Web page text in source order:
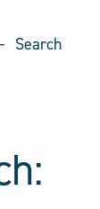
Search